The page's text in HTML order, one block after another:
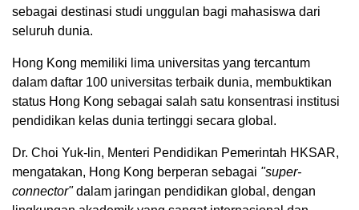
sebagai destinasi studi unggulan bagi mahasiswa dari
seluruh dunia.
Hong Kong memiliki lima universitas yang tercantum
dalam daftar 100 universitas terbaik dunia, membuktikan
status Hong Kong sebagai salah satu konsentrasi institusi
pendidikan kelas dunia tertinggi secara global.
Dr. Choi Yuk-lin, Menteri Pendidikan Pemerintah HKSAR,
mengatakan, Hong Kong berperan sebagai "super-
connector"dalam jaringan pendidikan global, dengan